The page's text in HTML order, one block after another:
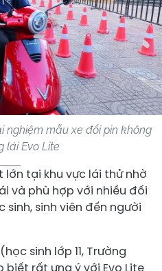
nghiệm mẫu xe đổi pin không
lái Evo Lite
lớn tại khu vực lái thử nhờ
và phù hợp với nhiều đối
sinh viên đến người
sinh lớp 11, Trường
biết rất ưng ý với Evo Lite